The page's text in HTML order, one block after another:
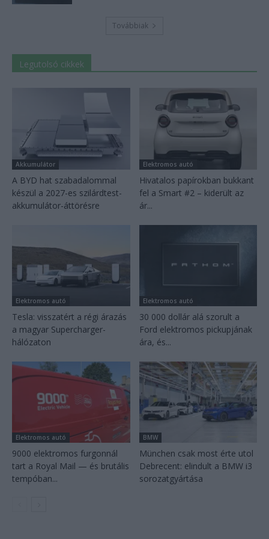
Továbbiak
Legutolsó cikkek
Akkumulátor
A BYD hat szabadalommal
készül a 2027-es szilárdtest-
akkumulátor-áttörésre
Elektromos autó
Hivatalos papírokban bukkant
fel a Smart #2 – kiderült az
ár...
Elektromos autó
Tesla: visszatért a régi árazás
a magyar Supercharger-
hálózaton
Elektromos autó
30 000 dollár alá szorult a
Ford elektromos pickupjának
ára, és...
Elektromos autó
9000 elektromos furgonnál
tart a Royal Mail — és brutális
tempóban...
BMW
München csak most érte utol
Debrecent: elindult a BMW i3
sorozatgyártása